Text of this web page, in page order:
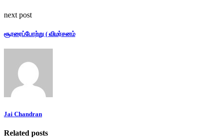
next post
சூரரைப்போற்று ( விமர்சனம்
Jai Chandran
Related posts